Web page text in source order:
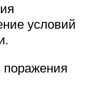
условий